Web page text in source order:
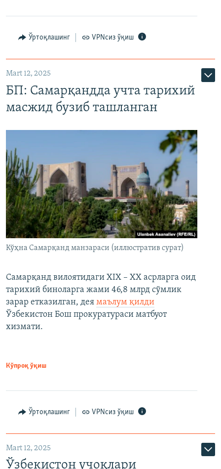
Ўртоқлашинг VPNсиз ўқиш
Mart 12, 2025
БП: Самарқандда учта тарихий
масжид бузиб ташланган
Кўҳна Самарқанд манзараси (иллюстратив сурат)
Самарқанд вилоятидаги XIX – XX асрларга оид
тарихий биноларга жами 46,8 млрд сўмлик
зарар етказилган, дея маълум қилди
Ўзбекистон Бош прокуратураси матбуот
хизмати.
Кўпроқ ўқиш
Ўртоқлашинг VPNсиз ўқиш
Mart 12, 2025
Ўзбекистон учоқлари